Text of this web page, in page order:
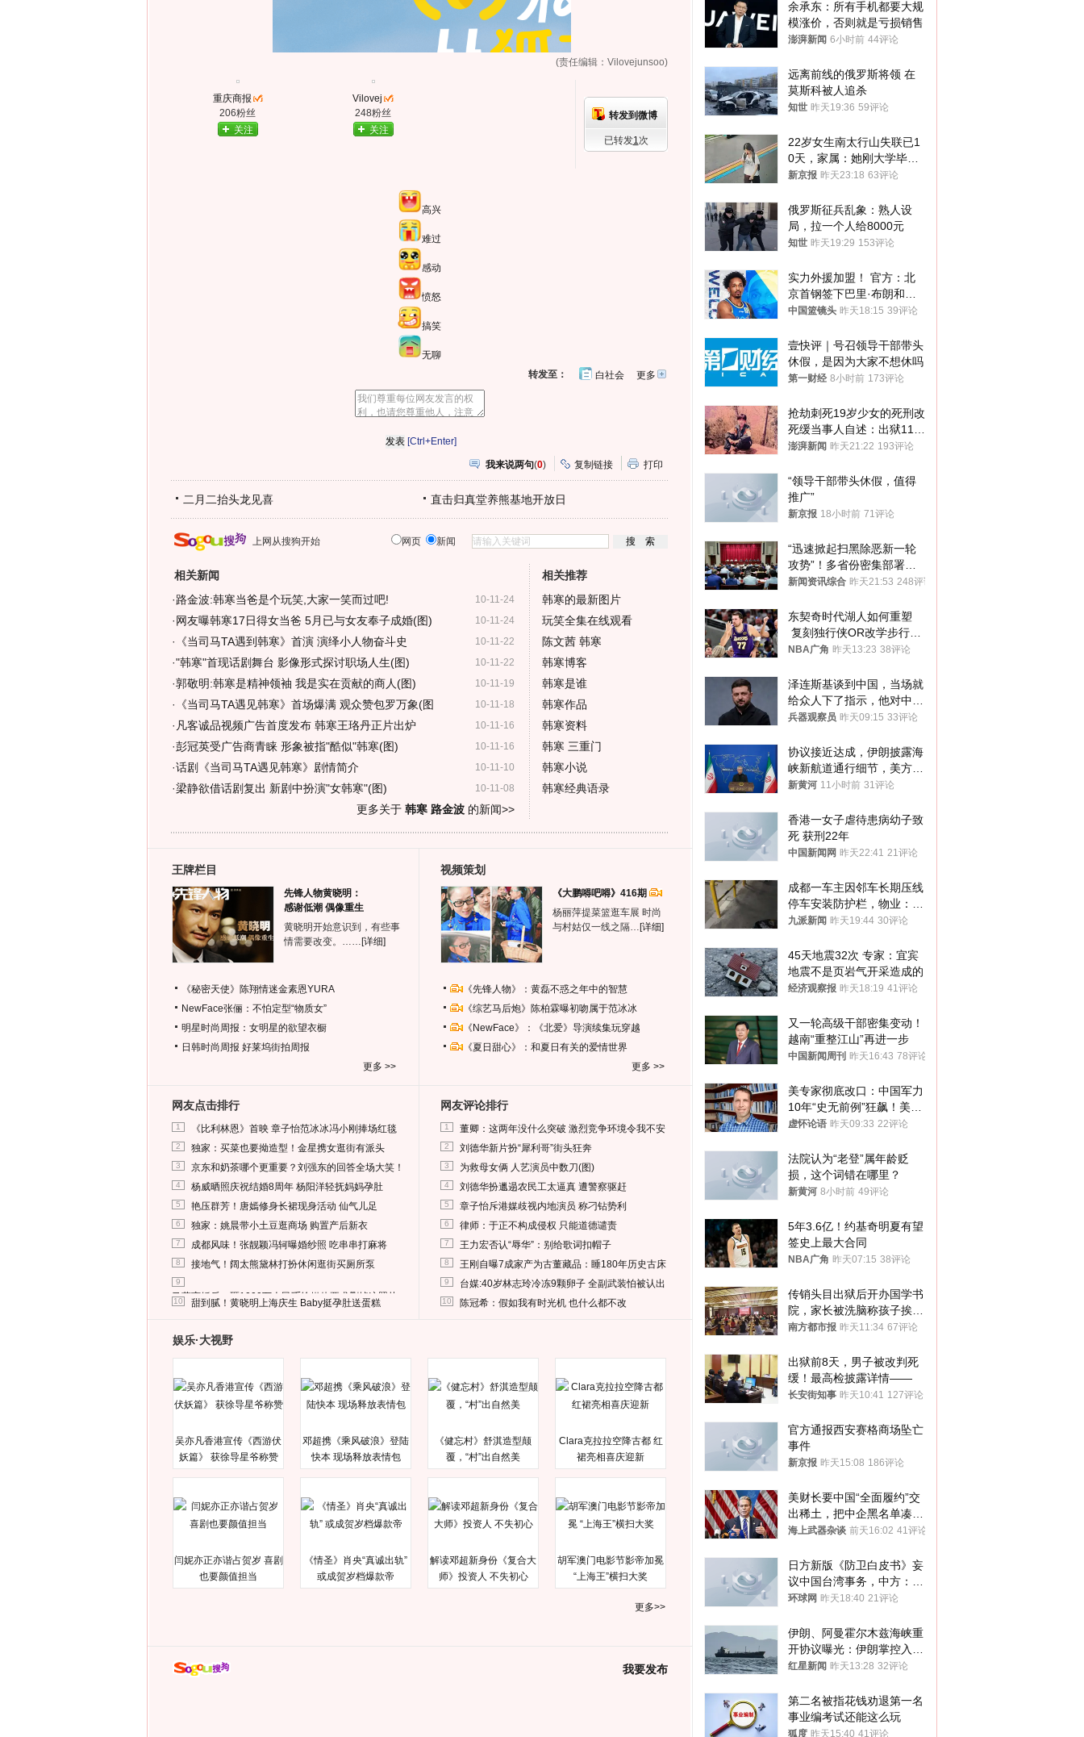
(责任编辑：Vilovejunsoo)
重庆商报
206粉丝
关注
Vilovej
248粉丝
关注
转发到微博
已转发1次
高兴
难过
感动
愤怒
搞笑
无聊
更多开
转发至： 白社会
[Ctrl+Enter]
我来说两句(0) 复制链接 打印
二月二抬头龙见喜 直击归真堂养熊基地开放日
上网从搜狗开始 网页 新闻
相关新闻
10-11-24
·路金波:韩寒当爸是个玩笑,大家一笑而过吧!
10-11-24
·网友曝韩寒17日得女当爸 5月已与女友奉子成婚(图)
10-11-22
· 《当司马TA遇到韩寒》首演 演绎小人物奋斗史
10-11-22
·"韩寒"首现话剧舞台 影像形式探讨职场人生(图)
10-11-19
·郭敬明:韩寒是精神领袖 我是实在贡献的商人(图)
10-11-18
· 《当司马TA遇见韩寒》首场爆满 观众赞包罗万象(图
10-11-16
· 凡客诚品视频广告首度发布 韩寒王珞丹正片出炉
10-11-16
·彭冠英受广告商青睐 形象被指"酷似"韩寒(图)
10-11-10
·话剧《当司马TA遇见韩寒》剧情简介
10-11-08
·梁静欲借话剧复出 新剧中扮演"女韩寒"(图)
更多关于 韩寒 路金波的新闻>>
相关推荐
韩寒的最新图片
玩笑全集在线观看
陈文茜 韩寒
韩寒博客
韩寒是谁
韩寒作品
韩寒资料
韩寒 三重门
韩寒小说
韩寒经典语录
王牌栏目
先锋人物黄晓明：
感谢低潮 偶像重生
黄晓明开始意识到，有些事
情需要改变。…… [详细]
《秘密天使》陈翔情迷金素恩YURA
NewFace张俪：不怕定型“物质女”
明星时尚周报：女明星的欲望衣橱
日韩时尚周报 好莱坞街拍周报
更多 >>
视频策划
《大鹏嘚吧嘚》416期
杨丽萍提菜篮逛车展 时尚
与村姑仅一线之隔… [详细]
《先锋人物》：黄磊不惑之年中的智慧
《综艺马后炮》陈柏霖曝初吻属于范冰冰
《NewFace》：《北爱》导演续集玩穿越
《夏日甜心》：和夏日有关的爱情世界
更多 >>
网友点击排行
1 《比利林恩》首映 章子怡范冰冰冯小刚捧场红毯
2 独家：买菜也要拗造型！金星携女逛街有派头
3 京东和奶茶哪个更重要？刘强东的回答全场大笑！
4 杨威晒照庆祝结婚8周年 杨阳洋轻抚妈妈孕肚
5 艳压群芳！唐嫣修身长裙现身活动 仙气儿足
6 独家：姚晨带小土豆逛商场 购置产后新衣
7 成都风味！张靓颖冯轲曝婚纱照 吃串串打麻将
8 接地气！阔太熊黛林打扮休闲逛街买厕所泵
9
马蓉离婚后，砸1000万人民币给媒体要求删掉这照片
10 甜到腻！黄晓明上海庆生 Baby挺孕肚送蛋糕
网友评论排行
1 董卿：这两年没什么突破 激烈竞争环境令我不安
2 刘德华新片扮“犀利哥”街头狂奔
3 为救母女俩 人艺演员中数刀(图)
4 刘德华扮邋遢农民工太逼真 遭警察驱赶
5 章子怡斥港媒歧视内地演员 称刁钻势利
6 律师：于正不构成侵权 只能道德谴责
7 王力宏否认“辱华”：别给歌词扣帽子
8 王刚自曝7成家产为古董藏品：睡180年历史古床
9 台媒:40岁林志玲冷冻9颗卵子 全副武装怕被认出
10 陈冠希：假如我有时光机 也什么都不改
娱乐·大视野
吴亦凡香港宣传《西游伏
妖篇》 获徐导星爷称赞
邓超携《乘风破浪》登陆
快本 现场释放表情包
《健忘村》舒淇造型颠
覆，“村”出自然美
Clara克拉拉空降古都 红
裙亮相喜庆迎新
闫妮亦正亦谐占贺岁 喜剧
也要颜值担当
《情圣》肖央“真诚出轨”
或成贺岁档爆款帝
解读邓超新身份《复合大
师》投资人 不失初心
胡军澳门电影节影帝加冕
“上海王”横扫大奖
更多>>
我要发布
余承东：所有手机都要大规
模涨价，否则就是亏损销售
澎湃新闻 6小时前 44评论
远离前线的俄罗斯将领 在
莫斯科被人追杀
知世 昨天19:36 59评论
22岁女生南太行山失联已1
0天，家属：她刚大学毕业
想到山里旅行
新京报 昨天23:18 63评论
俄罗斯征兵乱象：熟人设
局，拉一个人给8000元
知世 昨天19:29 153评论
实力外援加盟！ 官方：北
京首钢签下巴里·布朗和桑
普森
中国篮镜头 昨天18:15 39评论
壹快评｜号召领导干部带头
休假，是因为大家不想休吗
第一财经 8小时前 173评论
抢劫刺死19岁少女的死刑改
死缓当事人自述：出狱11年
间始终刻意躲避被害人家属
澎湃新闻 昨天21:22 193评论
“领导干部带头休假，值得
推广”
新京报 18小时前 71评论
“迅速掀起扫黑除恶新一轮
攻势”！多省份密集部署，
公布举报方式
新闻资讯综合 昨天21:53 248评论
东契奇时代湖人如何重塑
复刻独行侠OR改学步行
者？
NBA广角 昨天13:23 38评论
泽连斯基谈到中国，当场就
给众人下了指示，他对中国
和中乌关系，显然又有了新
兵器观察员 昨天09:15 33评论
协议接近达成，伊朗披露海
峡新航道通行细节，美方再
提“倒计时”
新黄河 11小时前 31评论
香港一女子虐待患病幼子致
死 获刑22年
中国新闻网 昨天22:41 21评论
成都一车主因邻车长期压线
停车安装防护栏，物业：不
建议装护栏，也会影响自身
九派新闻 昨天19:44 30评论
45天地震32次 专家：宜宾
地震不是页岩气开采造成的
经济观察报 昨天18:19 41评论
又一轮高级干部密集变动！
越南“重整江山”再进一步
中国新闻周刊 昨天16:43 78评论
美专家彻底改口：中国军力
10年“史无前例”狂飙！美军
真慌了
虚怀论语 昨天09:33 22评论
法院认为“老登”属年龄贬
损，这个词错在哪里？
新黄河 8小时前 49评论
5年3.6亿！约基奇明夏有望
签史上最大合同
NBA广角 昨天07:15 38评论
传销头目出狱后开办国学书
院，家长被洗脑称孩子挨打
才有效果
南方都市报 昨天11:34 67评论
出狱前8天，男子被改判死
缓！最高检披露详情——
长安街知事 昨天10:41 127评论
官方通报西安赛格商场坠亡
事件
新京报 昨天15:08 186评论
美财长要中国“全面履约”交
出稀土，把中企黑名单凑到
187家，中方做最坏打算
海上武器杂谈 前天16:02 41评论
日方新版《防卫白皮书》妄
议中国台湾事务，中方：强
烈不满、坚决反对，已向日
环球网 昨天18:40 21评论
伊朗、阿曼霍尔木兹海峡重
开协议曝光：伊朗掌控入湾
航道，与阿曼平分“服务费”
红星新闻 昨天13:28 32评论
第二名被指花钱劝退第一名
事业编考试还能这么玩
狐度 昨天15:40 41评论